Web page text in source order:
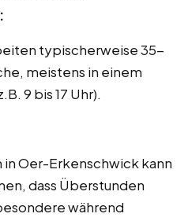
typischerweise 35-
meistens in einem
9 bis 17 Uhr).
Oer-Erkenschwick kann
dass Überstunden
während